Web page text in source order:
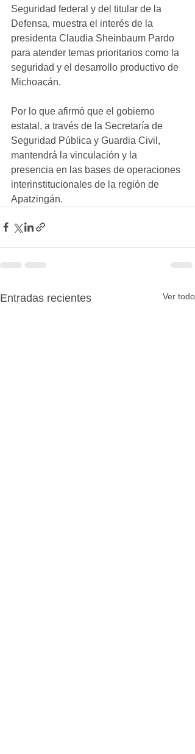
Seguridad federal y del titular de la
Defensa, muestra el interés de la
presidenta Claudia Sheinbaum Pardo
para atender temas prioritarios como la
seguridad y el desarrollo productivo de
Michoacán.
Por lo que afirmó que el gobierno
estatal, a través de la Secretaría de
Seguridad Pública y Guardia Civil,
mantendrá la vinculación y la
presencia en las bases de operaciones
interinstitucionales de la región de
Apatzingán.
Entradas recientes Ver todo